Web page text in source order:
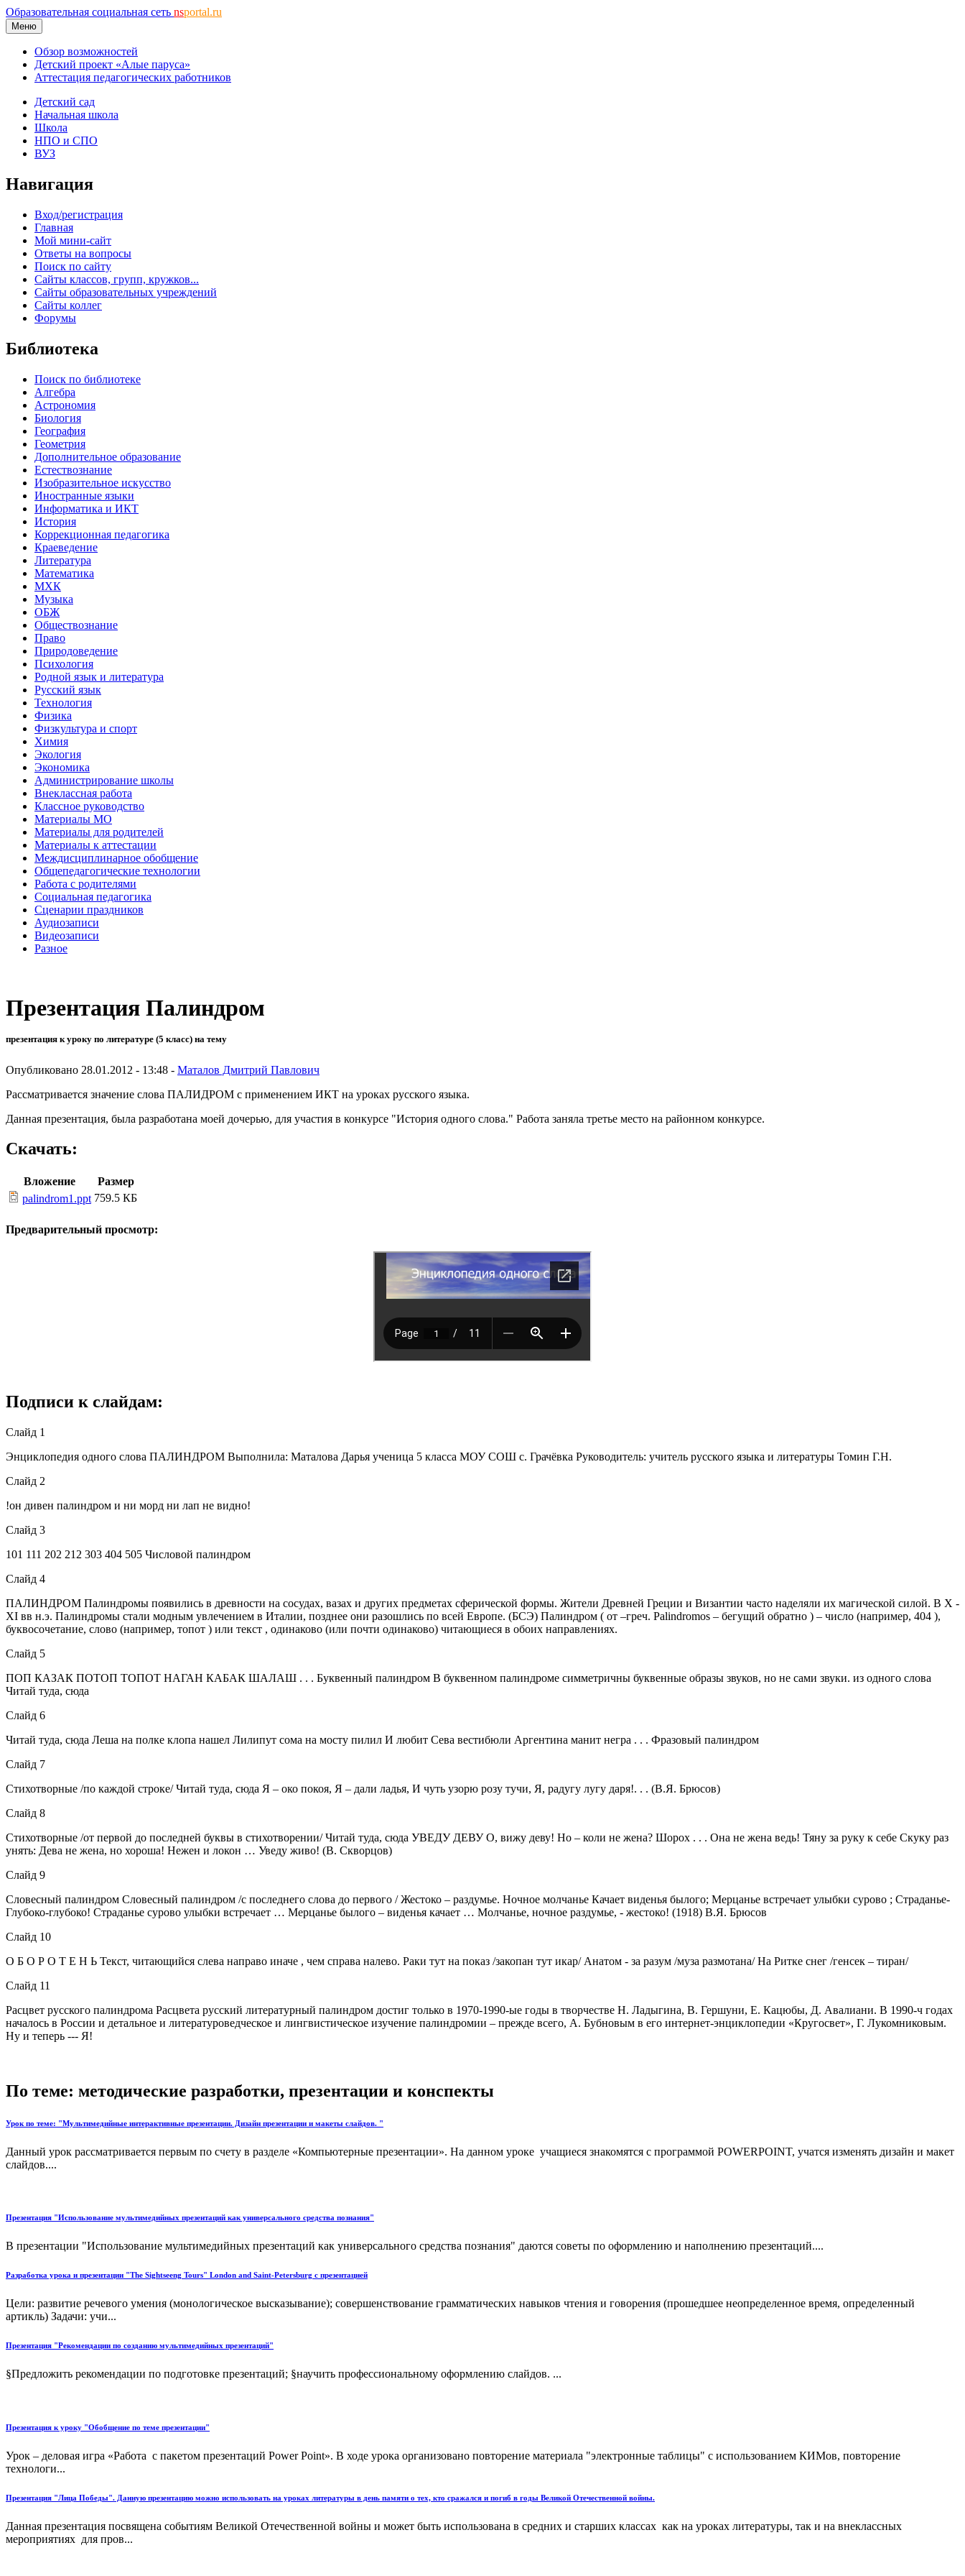
Образовательная социальная сеть nsportal.ru
Меню
Обзор возможностей
Детский проект «Алые паруса»
Аттестация педагогических работников
Детский сад
Начальная школа
Школа
НПО и СПО
ВУЗ
Навигация
Вход/регистрация
Главная
Мой мини-сайт
Ответы на вопросы
Поиск по сайту
Сайты классов, групп, кружков...
Сайты образовательных учреждений
Сайты коллег
Форумы
Библиотека
Поиск по библиотеке
Алгебра
Астрономия
Биология
География
Геометрия
Дополнительное образование
Естествознание
Изобразительное искусство
Иностранные языки
Информатика и ИКТ
История
Коррекционная педагогика
Краеведение
Литература
Математика
МХК
Музыка
ОБЖ
Обществознание
Право
Природоведение
Психология
Родной язык и литература
Русский язык
Технология
Физика
Физкультура и спорт
Химия
Экология
Экономика
Администрирование школы
Внеклассная работа
Классное руководство
Материалы МО
Материалы для родителей
Материалы к аттестации
Междисциплинарное обобщение
Общепедагогические технологии
Работа с родителями
Социальная педагогика
Сценарии праздников
Аудиозаписи
Видеозаписи
Разное
Презентация Палиндром
презентация к уроку по литературе (5 класс) на тему
Опубликовано 28.01.2012 - 13:48 - Маталов Дмитрий Павлович
Рассматривается значение слова ПАЛИДРОМ с применением ИКТ на уроках русского языка.
Данная презентация, была разработана моей дочерью, для участия в конкурсе "История одного слова." Работа заняла третье место на районном конкурсе.
Скачать:
Вложение
Размер
palindrom1.ppt 759.5 КБ
Предварительный просмотр:
Подписи к слайдам:
Слайд 1
Энциклопедия одного слова ПАЛИНДРОМ Выполнила: Маталова Дарья ученица 5 класса МОУ СОШ с. Грачёвка Руководитель: учитель русского языка и литературы Томин Г.Н.
Слайд 2
!он дивен палиндром и ни морд ни лап не видно!
Слайд 3
101 111 202 212 303 404 505 Числовой палиндром
Слайд 4
ПАЛИНДРОМ Палиндромы появились в древности на сосудах, вазах и других предметах сферической формы. Жители Древней Греции и Византии часто наделяли их магической силой. В X -
XI вв н.э. Палиндромы стали модным увлечением в Италии, позднее они разошлись по всей Европе. (БСЭ) Палиндром ( от –греч. Palindromos – бегущий обратно ) – число (например, 404 ),
буквосочетание, слово (например, топот ) или текст , одинаково (или почти одинаково) читающиеся в обоих направлениях.
Слайд 5
ПОП КАЗАК ПОТОП ТОПОТ НАГАН КАБАК ШАЛАШ . . . Буквенный палиндром В буквенном палиндроме симметричны буквенные образы звуков, но не сами звуки. из одного слова
Читай туда, сюда
Слайд 6
Читай туда, сюда Леша на полке клопа нашел Лилипут сома на мосту пилил И любит Сева вестибюли Аргентина манит негра . . . Фразовый палиндром
Слайд 7
Стихотворные /по каждой строке/ Читай туда, сюда Я – око покоя, Я – дали ладья, И чуть узорю розу тучи, Я, радугу лугу даря!. . . (В.Я. Брюсов)
Слайд 8
Стихотворные /от первой до последней буквы в стихотворении/ Читай туда, сюда УВЕДУ ДЕВУ О, вижу деву! Но – коли не жена? Шорох . . . Она не жена ведь! Тяну за руку к себе Скуку раз
унять: Дева не жена, но хороша! Нежен и локон … Уведу живо! (В. Скворцов)
Слайд 9
Словесный палиндром Словесный палиндром /с последнего слова до первого / Жестоко – раздумье. Ночное молчанье Качает виденья былого; Мерцанье встречает улыбки сурово ; Страданье-
Глубоко-глубоко! Страданье сурово улыбки встречает … Мерцанье былого – виденья качает … Молчанье, ночное раздумье, - жестоко! (1918) В.Я. Брюсов
Слайд 10
О Б О Р О Т Е Н Ь Текст, читающийся слева направо иначе , чем справа налево. Раки тут на показ /закопан тут икар/ Анатом - за разум /муза размотана/ На Ритке снег /генсек – тиран/
Слайд 11
Расцвет русского палиндрома Расцвета русский литературный палиндром достиг только в 1970-1990-ые годы в творчестве Н. Ладыгина, В. Гершуни, Е. Кацюбы, Д. Авалиани. В 1990-ч годах
началось в России и детальное и литературоведческое и лингвистическое изучение палиндромии – прежде всего, А. Бубновым в его интернет-энциклопедии «Кругосвет», Г. Лукомниковым.
Ну и теперь --- Я!
По теме: методические разработки, презентации и конспекты
Урок по теме: "Мультимедийные интерактивные презентации. Дизайн презентации и макеты слайдов. "
Данный урок рассматривается первым по счету в разделе «Компьютерные презентации». На данном уроке учащиеся знакомятся с программой POWERPOINT, учатся изменять дизайн и макет
слайдов....
Презентация "Использование мультимедийных презентаций как универсального средства познания"
В презентации "Использование мультимедийных презентаций как универсального средства познания" даются советы по оформлению и наполнению презентаций....
Разработка урока и презентации "The Sightseeng Tours" London and Saint-Petersburg c презентацией
Цели: развитие речевого умения (монологическое высказывание); совершенствование грамматических навыков чтения и говорения (прошедшее неопределенное время, определенный
артикль) Задачи: учи...
Презентация "Рекомендации по созданию мультимедийных презентаций"
§Предложить рекомендации по подготовке презентаций; §научить профессиональному оформлению слайдов. ...
Презентация к уроку "Обобщение по теме презентации"
Урок – деловая игра «Работа с пакетом презентаций Power Point». В ходе урока организовано повторение материала "электронные таблицы" с использованием КИМов, повторение
технологи...
Презентация "Лица Победы". Данную презентацию можно использовать на уроках литературы в день памяти о тех, кто сражался и погиб в годы Великой Отечественной войны.
Данная презентация посвящена событиям Великой Отечественной войны и может быть использована в средних и старших классах как на уроках литературы, так и на внеклассных
мероприятиях для пров...